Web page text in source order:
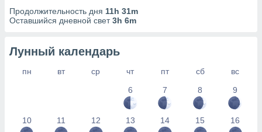
Продолжительность дня 11h 31m
Оставшийся дневной свет3h 6m
Лунный календарь
пн вт ср чт пт сб
вс
6
7 8 9
10 11 12 13 14 15 16